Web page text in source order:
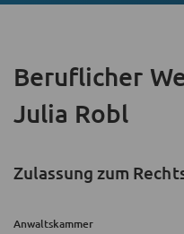
Beruflicher
Julia Robl
Zulassung zum
Anwaltskammer